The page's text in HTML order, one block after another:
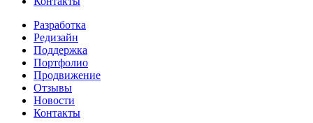
Разработка
Редизайн
Поддержка
Портфолио
Продвижение
Отзывы
Новости
Контакты